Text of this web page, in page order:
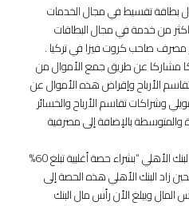
في سنة 1999 أول بطاقة تقسيط في مجال الخدمات
من خدمة في مجال البطاقات
مشاركا عن طريق جمع الأموال من
الأرباح وإقراض هذه الأموال عن
وشراكات تقاسم الأرباح والخسائر
والمتوسطة بالإضافة إلى مصرفية
في مارس من عام 2008 قام “البنك الأهلي “بشراء حصة أغلبية تبلغ 60%
زاد البنك الأهلي هذه الحصة إلى
المال ويبلغ الأن رأس مال البنك